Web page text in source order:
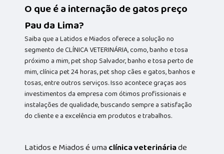
O que é a internação de gatos preço
Pau da Lima?
Saiba que a Latidos e Miados oferece a solução no
segmento de CLÍNICA VETERINÁRIA, como, banho e tosa
próximo a mim, pet shop Salvador, banho e tosa perto de
mim, clínica pet 24 horas, pet shop cães e gatos, banhos e
tosas, entre outros serviços. Isso acontece graças aos
investimentos da empresa com ótimos profissionais e
instalações de qualidade, buscando sempre a satisfação
do cliente e a excelência em produtos e trabalhos.
Latidos e Miados é umaclínica veterináriade